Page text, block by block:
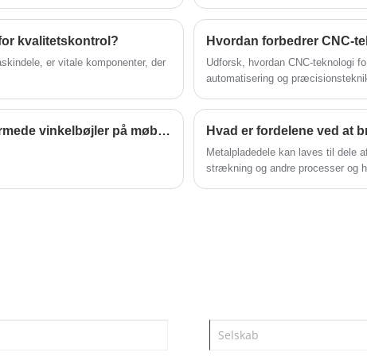
hvilket sikrer stabil drift og høj ydeevne af
systemet.
kvalitetskontrol?
er vitale komponenter, der
Hvordan forbedrer CNC-
Udforsk, hvordan CNC-teknologi
automatisering og
Hvad er nogle almindelige problemer med trapezformede vinkelbøjler på møbler?
Metalpladedele kan laves til dele
strækning og andre processer og